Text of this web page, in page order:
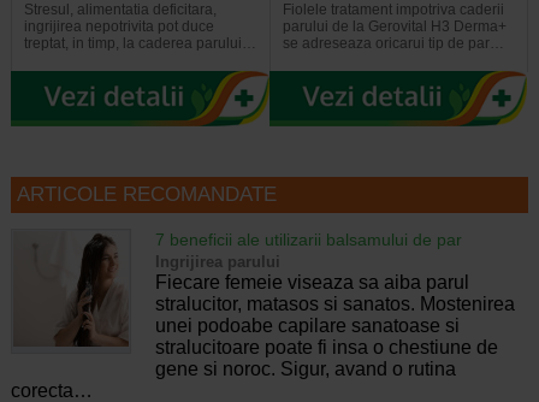
Stresul, alimentatia deficitara,
ingrijirea nepotrivita pot duce
treptat, in timp, la caderea parului…
Fiolele tratament impotriva caderii
parului de la Gerovital H3 Derma+
se adreseaza oricarui tip de par…
ARTICOLE RECOMANDATE
7 beneficii ale utilizarii balsamului de par
Ingrijirea parului
Fiecare femeie viseaza sa aiba parul
stralucitor, matasos si sanatos. Mostenirea
unei podoabe capilare sanatoase si
stralucitoare poate fi insa o chestiune de
gene si noroc. Sigur, avand o rutina
corecta…